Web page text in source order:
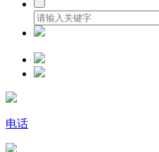
电话